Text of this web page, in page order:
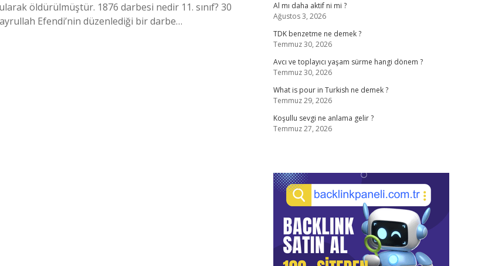
öldürülmüştür. 1876 darbesi nedir 11. sınıf? 30
Efendi’nin düzenlediği bir darbe…
Al mı daha aktif ni mi ?
Ağustos 3, 2026
TDK benzetme ne demek ?
Temmuz 30, 2026
Avcı ve toplayıcı yaşam sürme hangi dönem ?
Temmuz 30, 2026
What is pour in Turkish ne demek ?
Temmuz 29, 2026
Koşullu sevgi ne anlama gelir ?
Temmuz 27, 2026